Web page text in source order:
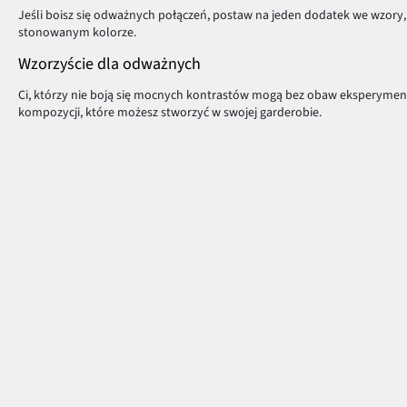
Jeśli boisz się odważnych połączeń, postaw na jeden dodatek we
stonowanym kolorze.
Wzorzyście dla odważnych
Ci, którzy nie boją się mocnych kontrastów mogą bez obaw
kompozycji, które możesz stworzyć w swojej garderobie.